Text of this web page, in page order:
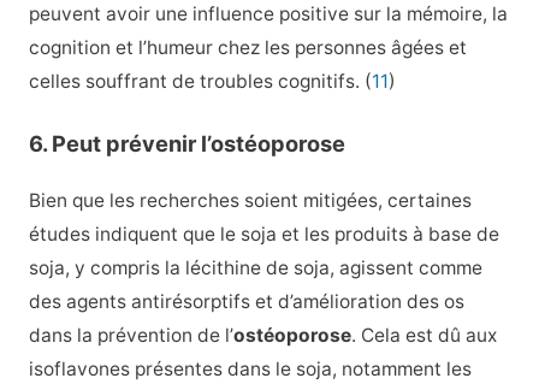
peuvent avoir une influence positive sur la mémoire, la
cognition et l’humeur chez les personnes âgées et
celles souffrant de troubles cognitifs. (11)
6. Peut prévenir l’ostéoporose
Bien que les recherches soient mitigées, certaines
études indiquent que le soja et les produits à base de
soja, y compris la lécithine de soja, agissent comme
des agents antirésorptifs et d’amélioration des os
dans la prévention de l’ostéoporose. Cela est dû aux
isoflavones présentes dans le soja, notamment les